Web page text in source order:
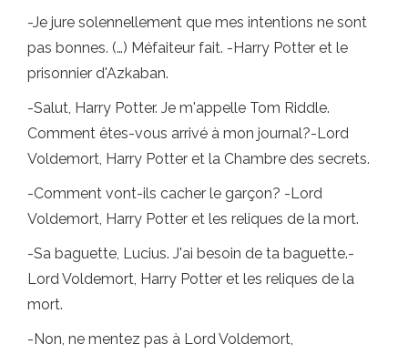
-Je jure solennellement que mes intentions ne sont
pas bonnes. (…) Méfaiteur fait. -Harry Potter et le
prisonnier d'Azkaban.
-Salut, Harry Potter. Je m'appelle Tom Riddle.
Comment êtes-vous arrivé à mon journal?-Lord
Voldemort, Harry Potter et la Chambre des secrets.
-Comment vont-ils cacher le garçon? -Lord
Voldemort, Harry Potter et les reliques de la mort.
-Sa baguette, Lucius. J'ai besoin de ta baguette.-
Lord Voldemort, Harry Potter et les reliques de la
mort.
-Non, ne mentez pas à Lord Voldemort,